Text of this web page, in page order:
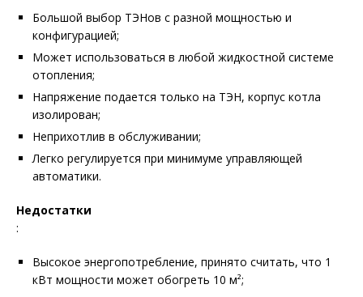
Большой выбор ТЭНов с разной мощностью и
конфигурацией;
Может использоваться в любой жидкостной системе
отопления;
Напряжение подается только на ТЭН, корпус котла
изолирован;
Неприхотлив в обслуживании;
Легко регулируется при минимуме управляющей
автоматики.
Недостатки
:
Высокое энергопотребление, принято считать, что 1
кВт мощности может обогреть 10 м²;